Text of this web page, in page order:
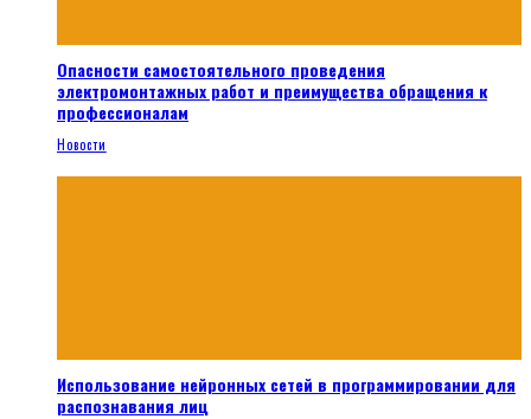
Опасности самостоятельного проведения
электромонтажных работ и преимущества обращения к
профессионалам
Новости
Использование нейронных сетей в программировании для
распознавания лиц